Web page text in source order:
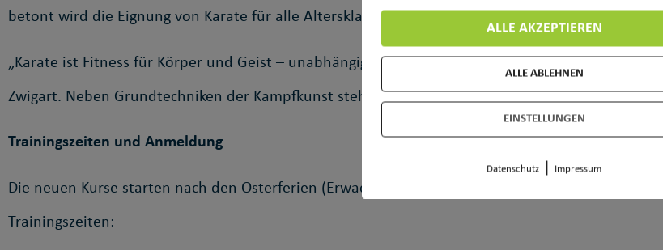
betont wird die Eignung von Karate für alle Altersklassen.
„Karate ist Fitness für Körper und Geist – unabhängig vom Alter. Es ist ideal, um fit zu bleiben
Zwigart. Neben Grundtechniken der Kampfkunst stehen auch Selbstverteidigung, Konzentration
Trainingszeiten und Anmeldung
Die neuen Kurse starten nach den Osterferien (Erwachsene sind jederzeit herzlich
Trainingszeiten:
ALLE AKZEPTIEREN
ALLE ABLEHNEN
EINSTELLUNGEN
Datenschutz Impressum